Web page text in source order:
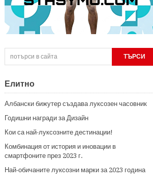
Елитно
Албански бижутер създава луксозен часовник
Годишни награди за Дизайн
Кои са най-луксозните дестинации!
Комбинация от история и иновации в
смартфоните през 2023 г.
Най-обичаните луксозни марки за 2023 година